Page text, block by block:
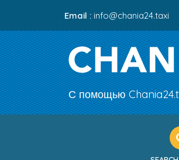
Email : info@chania24.taxi
С помощью